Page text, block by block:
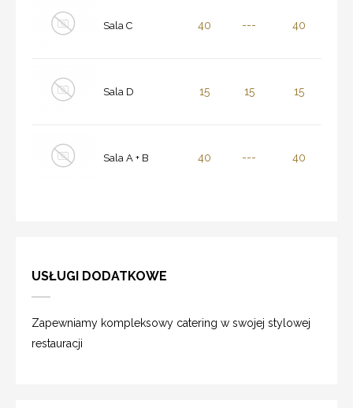
Sala C 40 --- 40
Sala D 15 15 15
Sala A + B 40 --- 40
USŁUGI DODATKOWE
Zapewniamy kompleksowy catering w swojej stylowej
restauracji